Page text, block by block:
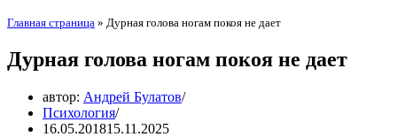
Главная страница » Дурная голова ногам покоя не дает
Дурная голова ногам покоя не дает
автор: Андрей Булатов
Психология
16.05.201815.11.2025